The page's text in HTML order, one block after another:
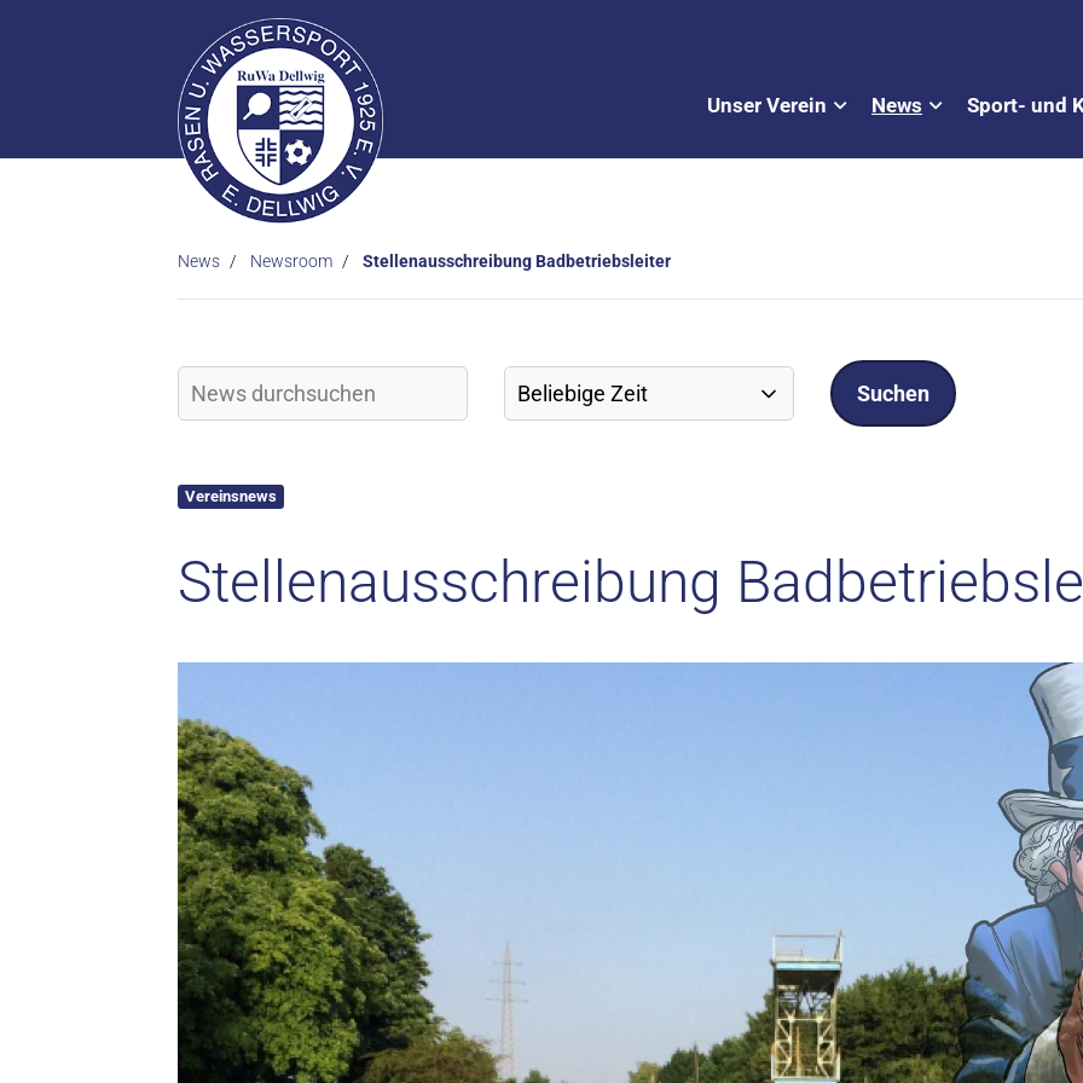
Unser Verein News Sport- und
News Newsroom Stellenausschreibung Badbetriebsleiter
Vereinsnews
Stellenausschreibung